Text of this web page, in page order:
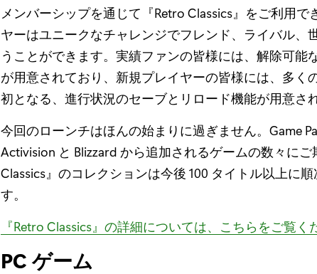
メンバーシップを通じて『Retro Classics』をご利用で
ヤーはユニークなチャレンジでフレンド、ライバル、
うことができます。実績ファンの皆様には、解除可能
が用意されており、新規プレイヤーの皆様には、多く
初となる、進行状況のセーブとリロード機能が用意さ
今回のローンチはほんの始まりに過ぎません。Game
Activision と Blizzard から追加されるゲームの数々に
Classics』のコレクションは今後 100 タイトル以上に
す。
『Retro Classics』の詳細については、こちらをご覧く
PCゲーム